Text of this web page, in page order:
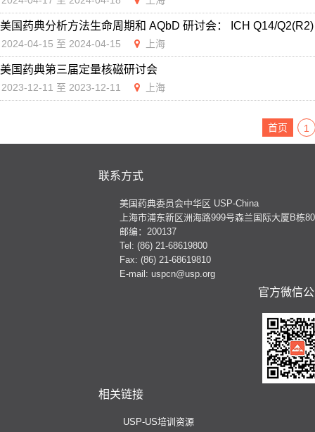
美国药典分析方法生命周期和 AQbD 研讨会： ICH Q14/
2024-04-15 至 2024-04-15 上海
美国药典第三届定量核磁研讨会
2023-12-11 至 2023-12-11 上海
首页 1
联系方式
美国药典委员会中华区 USP-China
上海市浦东新区洲海路999号森兰国际大厦B栋
邮编：200137
Tel: (86) 21-68619800
Fax: (86) 21-68619810
E-mail: uspcn@usp.org
官方微信
相关链接
USP-US培训资源